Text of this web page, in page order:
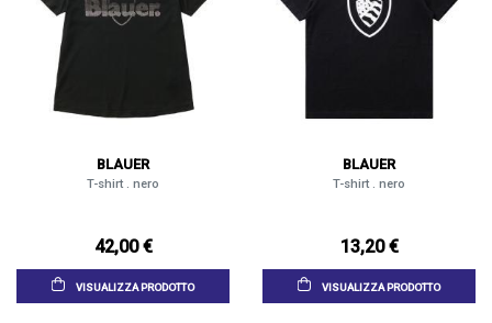
BLAUER
T-shirt . nero
42,00 €
VISUALIZZA PRODOTTO
BLAUER
T-shirt . nero
13,20 €
VISUALIZZA PRODOTTO